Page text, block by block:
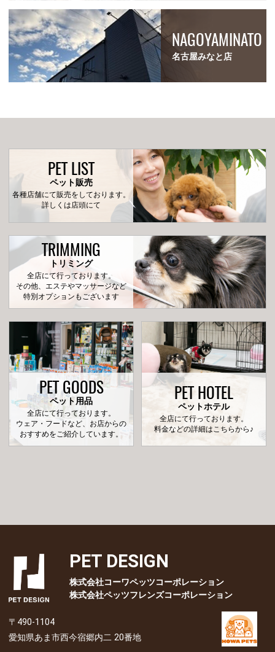
NAGOYAMINATO
名古屋みなと店
PET LIST
ペット販売
各種店舗にて販売をしております。
詳しくは店頭にて
TRIMMING
トリミング
全店にて行っております。
その他、エステやマッサージなど
特別オプションもございます
PET GOODS
ペット用品
全店にて行っております。
ウェア・フードなど、お店からの
おすすめをご紹介しています。
PET HOTEL
ペットホテル
全店にて行っております。
料金などの詳細はこちらから♪
PET DESIGN
株式会社コーワペッツコーポレーション
株式会社ペッツフレンズコーポレーション
〒490-1104
愛知県あま市西今宿郷内二 20番地